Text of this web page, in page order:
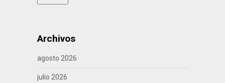
Archivos
agosto 2026
julio 2026